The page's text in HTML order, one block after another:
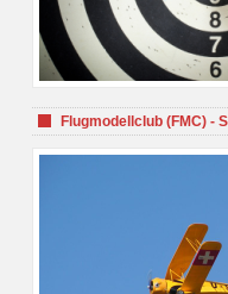
Flugmodellclub (FMC) -